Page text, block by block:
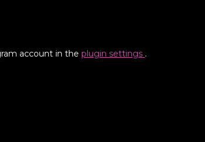
account in the plugin settings .